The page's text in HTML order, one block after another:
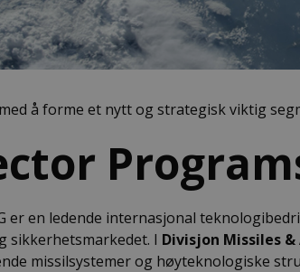
å forme et nytt og strategisk viktig
er en ledende internasjonal
sikkerhetsmarkedet. I Divisjon Missiles
missilsystemer og høyteknologiske